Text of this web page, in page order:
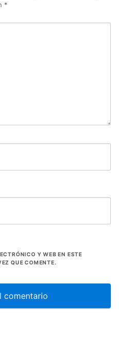
*
Y WEB EN ESTE
QUE COMENTE.